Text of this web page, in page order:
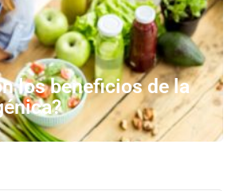
los beneficios de la